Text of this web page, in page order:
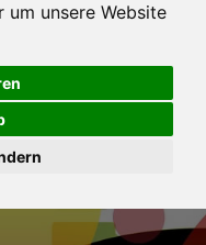
um unsere Website